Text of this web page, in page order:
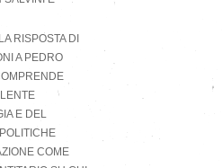
RISPOSTA DI
A PEDRO
E DEL
COME